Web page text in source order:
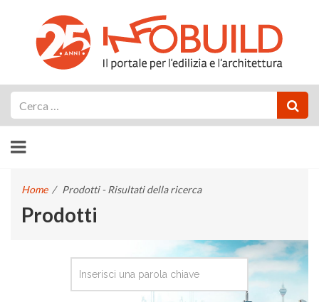
Home / Prodotti - Risultati della ricerca
Prodotti